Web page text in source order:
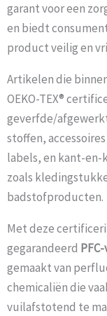
garant voor een
en biedt
product veilig en
Artikelen die
OEKO-TEX®
geverfde/
stoffen,
labels, en kant-en-
zoals
badstofproducten.
Met deze
gegarandeerd
gemaakt van
chemicaliën die
vuilafstotend te